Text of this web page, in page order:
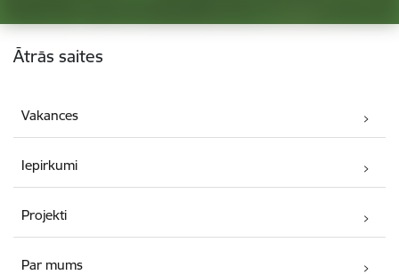
Kājene
Ātrās saites
Vakances
Iepirkumi
Projekti
Par mums